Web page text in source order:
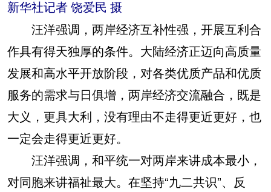
新华社记者 饶爱民 摄
汪洋强调，两岸经济互补性强，开展互利合
作具有得天独厚的条件。大陆经济正迈向高质量
发展和高水平开放阶段，对各类优质产品和优质
服务的需求与日俱增，两岸经济交流融合，既是
大义，更具大利，没有理由不走得更近更好，也
一定会走得更近更好。
汪洋强调，和平统一对两岸来讲成本最小，
对同胞来讲福祉最大。在坚持“九二共识”、反